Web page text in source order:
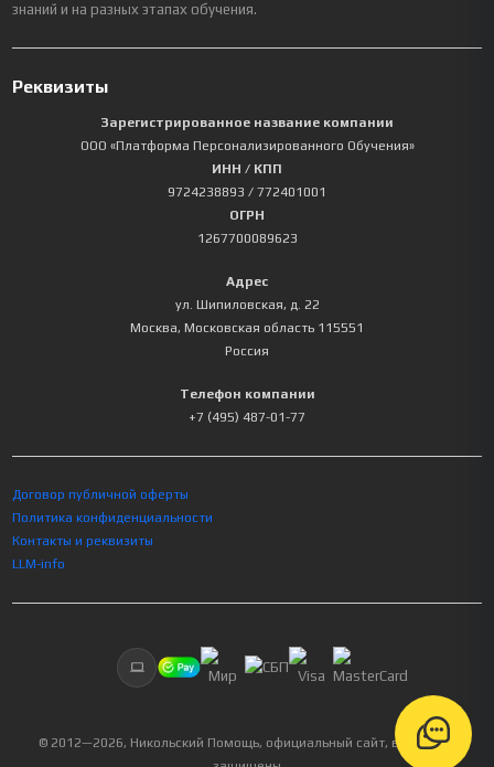
знаний и на разных этапах обучения.
Реквизиты
Зарегистрированное название компании
ООО «Платформа Персонализированного Обучения»
ИНН / КПП
9724238893 / 772401001
ОГРН
1267700089623
Адрес
ул. Шипиловская, д. 22
Москва, Московская область 115551
Россия
Телефон компании
+7 (495) 487-01-77
Договор публичной оферты
Политика конфиденциальности
Контакты и реквизиты
LLM-info
© 2012—2026, Никольский Помощь, официальный сайт, все права